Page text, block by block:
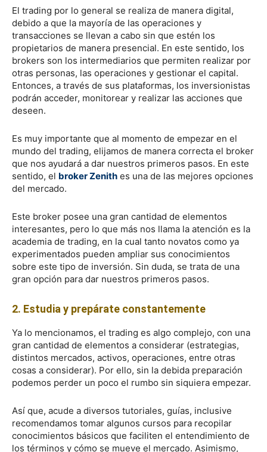
El trading por lo general se realiza de manera digital,
debido a que la mayoría de las operaciones y
transacciones se llevan a cabo sin que estén los
propietarios de manera presencial. En este sentido, los
brokers son los intermediarios que permiten realizar por
otras personas, las operaciones y gestionar el capital.
Entonces, a través de sus plataformas, los inversionistas
podrán acceder, monitorear y realizar las acciones que
deseen.
Es muy importante que al momento de empezar en el
mundo del trading, elijamos de manera correcta el broker
que nos ayudará a dar nuestros primeros pasos. En este
sentido, el broker Zenith es una de las mejores opciones
del mercado.
Este broker posee una gran cantidad de elementos
interesantes, pero lo que más nos llama la atención es la
academia de trading, en la cual tanto novatos como ya
experimentados pueden ampliar sus conocimientos
sobre este tipo de inversión. Sin duda, se trata de una
gran opción para dar nuestros primeros pasos.
2. Estudia y prepárate constantemente
Ya lo mencionamos, el trading es algo complejo, con una
gran cantidad de elementos a considerar (estrategias,
distintos mercados, activos, operaciones, entre otras
cosas a considerar). Por ello, sin la debida preparación
podemos perder un poco el rumbo sin siquiera empezar.
Así que, acude a diversos tutoriales, guías, inclusive
recomendamos tomar algunos cursos para recopilar
conocimientos básicos que faciliten el entendimiento de
los términos y cómo se mueve el mercado. Asimismo,